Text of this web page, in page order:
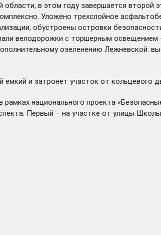
в этом году завершается второй
Уложено трехслойное
обустроены островки
велодорожки с торшерным
озеленению Лежневской:
и затронет участок от
национального проекта
Первый – на участке от улицы